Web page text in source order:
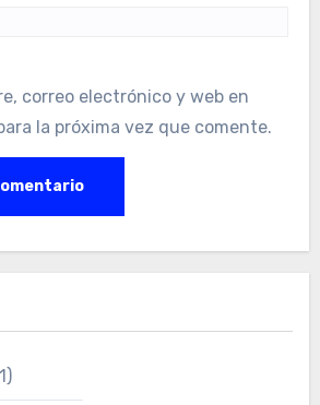
correo electrónico y web en
la próxima vez que comente.